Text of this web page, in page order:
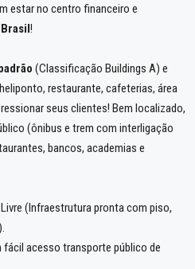
estar no centro financeiro e
!
(Classificação Buildings A) e
restaurante, cafeterias, área
seus clientes! Bem localizado,
(ônibus e trem com interligação
bancos, academias e
(Infraestrutura pronta com piso,
fácil acesso transporte público de